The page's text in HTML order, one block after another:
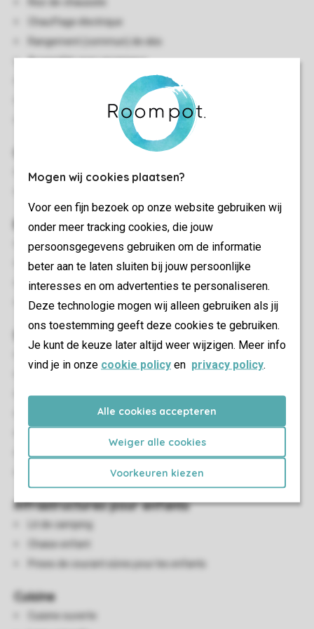
Mogen wij cookies plaatsen?
Voor een fijn bezoek op onze website gebruiken wij
onder meer tracking cookies, die jouw
persoonsgegevens gebruiken om de informatie
beter aan te laten sluiten bij jouw persoonlijke
interesses en om advertenties te personaliseren.
Deze technologie mogen wij alleen gebruiken als jij
ons toestemming geeft deze cookies te gebruiken.
Je kunt de keuze later altijd weer wijzigen. Meer info
vind je in onze cookie policy en privacy policy.
Alle cookies accepteren
Weiger alle cookies
Voorkeuren kiezen
Chauffage électrique
Rangement (commun) de skis
Accessible avec ascenseur
Wi-Fi gratuit (haut débit moyennant paiement)
Interdiction de fumer
Animaux non admis
Chambre(s) à coucher
Chambre à coucher avec boxspring 2 personnes
Extérieur
Terrasse ou balcon
Mobilier de jardin
Parasol
Stationnement dans le garage (moyennant paiement)
Salon/salle à manger
Coin salon
Salle à manger
Foyer d'ambiance
Radio
Téléphone (moyennant supplément)
Infrastructures pour enfants
Lit de camping
Chaise enfant
Prises de courant sûres pour les enfants
Cuisine
Cuisine ouverte